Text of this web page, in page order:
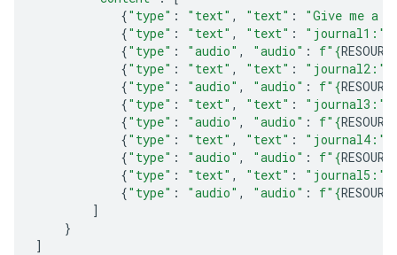
{"type" : "text" , "text" :
"Give me a
{"type" : "text" , "text" : "journal1:"
{"type" : "audio" , "audio" : f" {
{"type" : "text" , "text" : "journal2:"
{"type" : "audio" , "audio" : f" {
{"type" : "text" , "text" : "journal3:"
{"type" : "audio" , "audio" : f" {
{"type" : "text" , "text" : "journal4:"
{"type" : "audio" , "audio" : f" {
{"type" : "text" , "text" : "journal5:"
{"type" : "audio" , "audio" : f" {
]
}
]